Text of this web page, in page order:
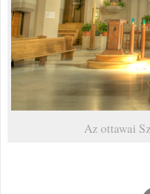
Az ottawai